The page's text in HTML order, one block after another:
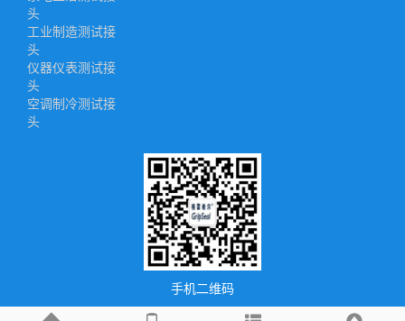
头
工业制造测试接
头
仪器仪表测试接
头
空调制冷测试接
头
手机二维码